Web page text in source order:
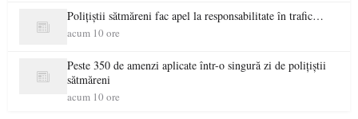
Polițiștii sătmăreni fac apel la responsabilitate în trafic…
acum 10 ore
Peste 350 de amenzi aplicate într-o singură zi de polițiștii
sătmăreni
acum 10 ore